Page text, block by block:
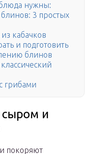
блюда нужны:
3 простых
кабачков
и подготовить
блинов
грибами
сыром и
покоряют